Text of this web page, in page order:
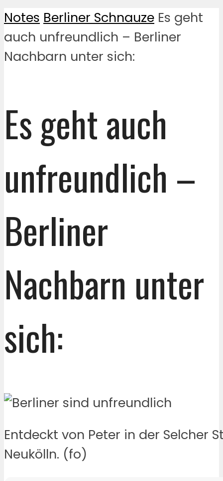
Notes Berliner Schnauze Es geht
auch unfreundlich – Berliner
Nachbarn unter sich:
Es geht auch
unfreundlich –
Berliner
Nachbarn unter
sich:
Entdeckt von Peter in der Selcher
Neukölln. (fo)